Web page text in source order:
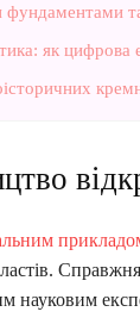
як цифрова
науковим